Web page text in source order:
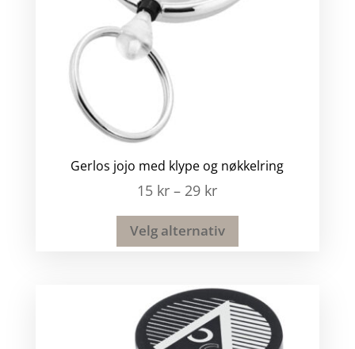
Gerlos jojo med klype og nøkkelring
15 kr – 29 kr
Velg alternativ